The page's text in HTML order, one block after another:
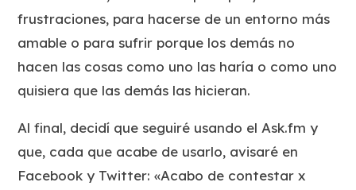
frustraciones, para hacerse de un entorno más
amable o para sufrir porque los demás no
hacen las cosas como uno las haría o como uno
quisiera que las demás las hicieran.
Al final, decidí que seguiré usando el Ask.fm y
que, cada que acabe de usarlo, avisaré en
Facebook y Twitter: «Acabo de contestar x